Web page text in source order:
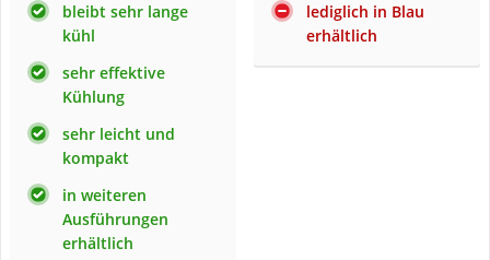
bleibt sehr lange
kühl
sehr effektive
Kühlung
sehr leicht und
kompakt
in weiteren
Ausführungen
erhältlich
lediglich in Blau
erhältlich